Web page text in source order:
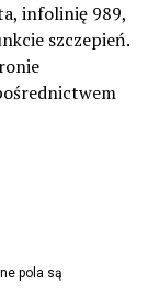
infolinię 989,
szczepień.
pola są